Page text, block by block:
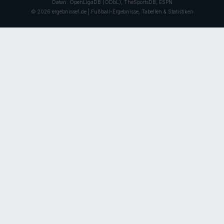
Daten: OpenLigaDB (ODbL), TheSportsDB, ESPN
© 2026 ergebnisse1.de | Fußball-Ergebnisse, Tabellen & Statistiken